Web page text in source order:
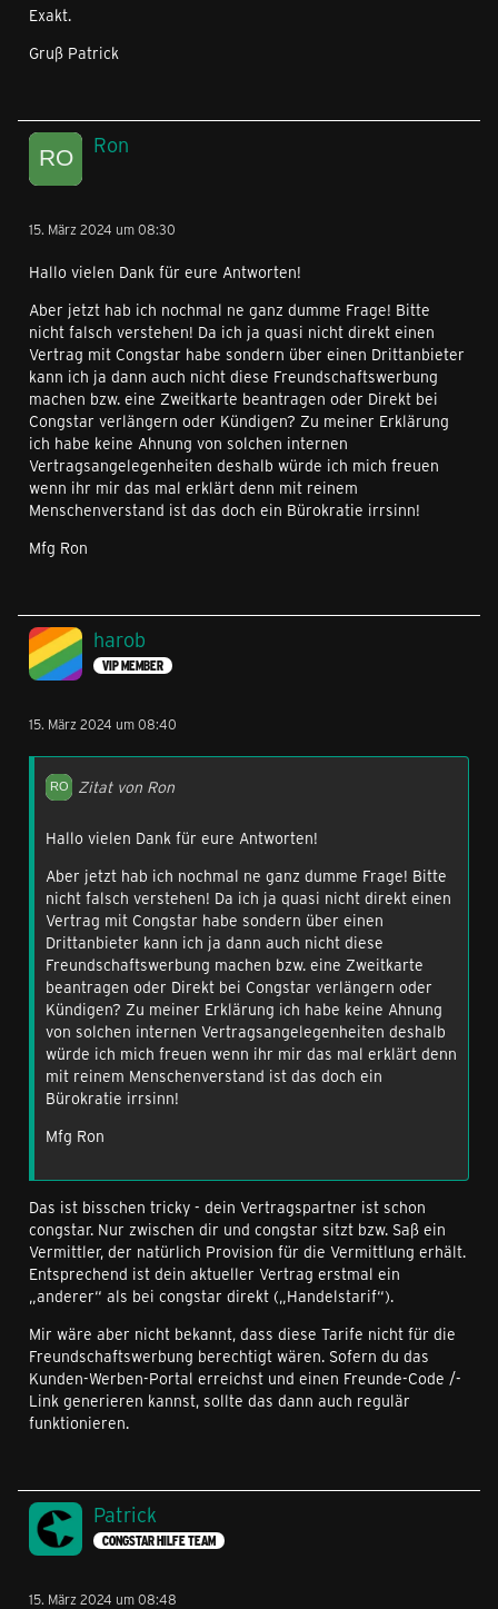
Exakt.
Gruß Patrick
Ron
15. März 2024 um 08:30
Hallo vielen Dank für eure Antworten!
Aber jetzt hab ich nochmal ne ganz dumme Frage! Bitte
nicht falsch verstehen! Da ich ja quasi nicht direkt einen
Vertrag mit Congstar habe sondern über einen Drittanbieter
kann ich ja dann auch nicht diese Freundschaftswerbung
machen bzw. eine Zweitkarte beantragen oder Direkt bei
Congstar verlängern oder Kündigen? Zu meiner Erklärung
ich habe keine Ahnung von solchen internen
Vertragsangelegenheiten deshalb würde ich mich freuen
wenn ihr mir das mal erklärt denn mit reinem
Menschenverstand ist das doch ein Bürokratie irrsinn!
Mfg Ron
harob
VIP MEMBER
15. März 2024 um 08:40
Zitat von Ron
Hallo vielen Dank für eure Antworten!
Aber jetzt hab ich nochmal ne ganz dumme Frage! Bitte
nicht falsch verstehen! Da ich ja quasi nicht direkt einen
Vertrag mit Congstar habe sondern über einen
Drittanbieter kann ich ja dann auch nicht diese
Freundschaftswerbung machen bzw. eine Zweitkarte
beantragen oder Direkt bei Congstar verlängern oder
Kündigen? Zu meiner Erklärung ich habe keine Ahnung
von solchen internen Vertragsangelegenheiten deshalb
würde ich mich freuen wenn ihr mir das mal erklärt denn
mit reinem Menschenverstand ist das doch ein
Bürokratie irrsinn!
Mfg Ron
Das ist bisschen tricky - dein Vertragspartner ist schon
congstar. Nur zwischen dir und congstar sitzt bzw. Saß ein
Vermittler, der natürlich Provision für die Vermittlung erhält.
Entsprechend ist dein aktueller Vertrag erstmal ein
„anderer“ als bei congstar direkt („Handelstarif“).
Mir wäre aber nicht bekannt, dass diese Tarife nicht für die
Freundschaftswerbung berechtigt wären. Sofern du das
Kunden-Werben-Portal erreichst und einen Freunde-Code /-
Link generieren kannst, sollte das dann auch regulär
funktionieren.
Patrick
CONGSTAR HILFE TEAM
15. März 2024 um 08:48